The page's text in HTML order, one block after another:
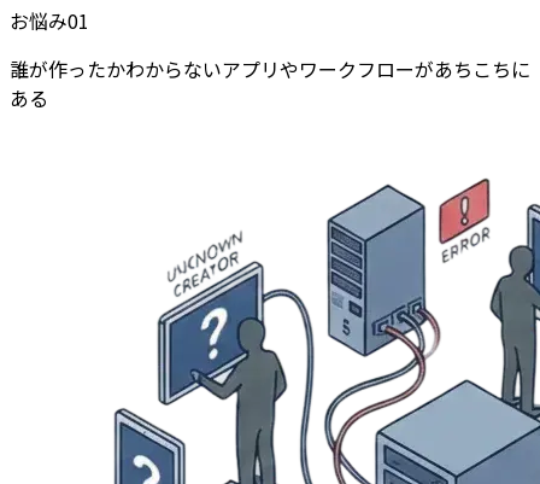
お悩み01
誰が作ったかわからないアプリやワークフローがあちこちに
ある